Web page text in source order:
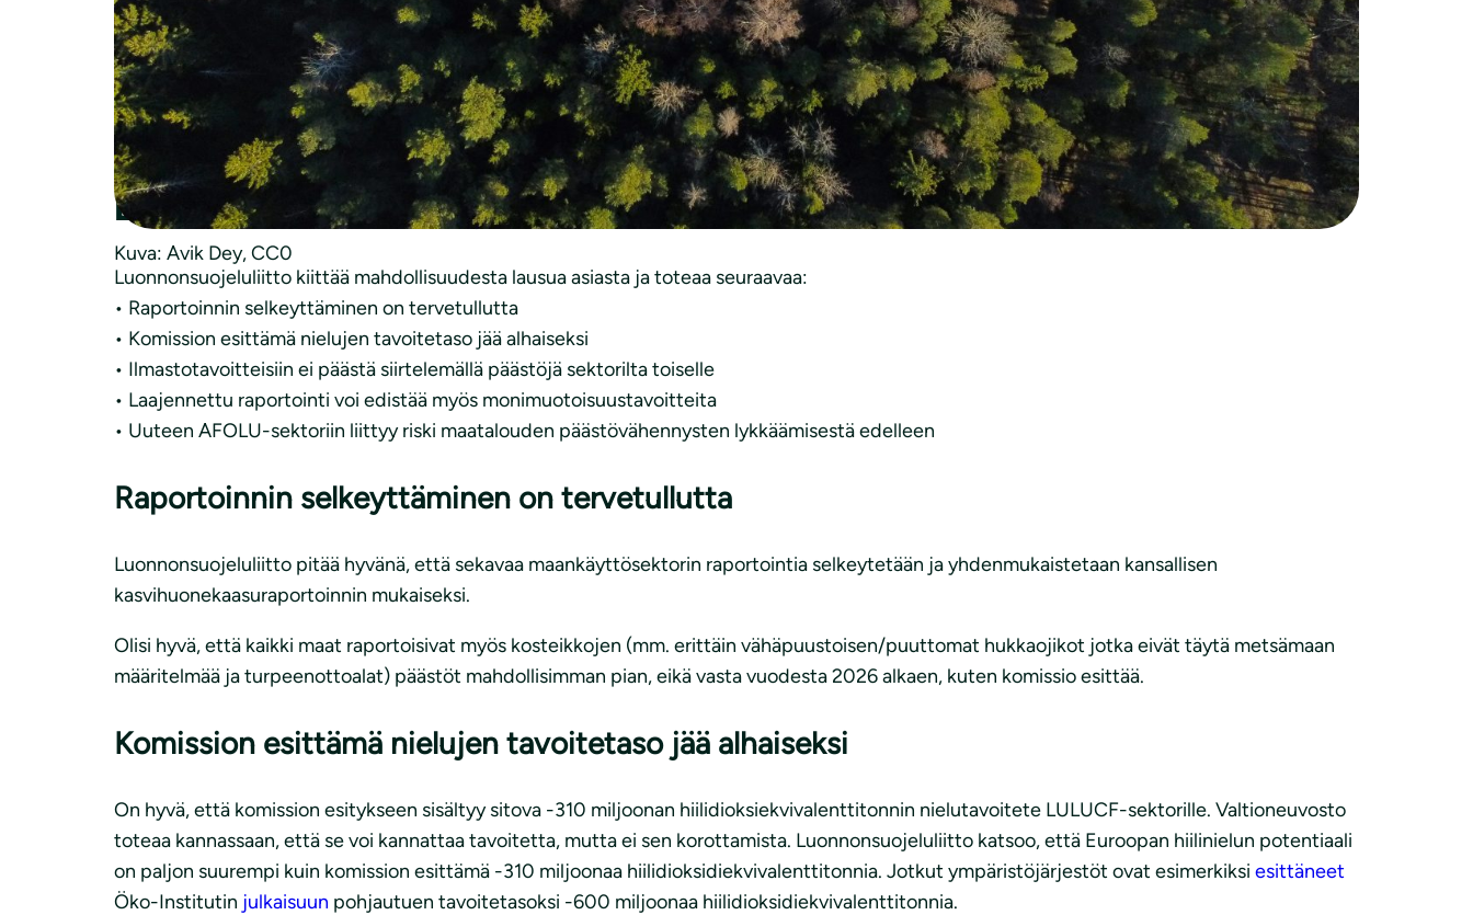
Kuva: Avik Dey, CC0
Suojeluasiantuntija Liisa Toopakka
Suomen luonnonsuojeluliitto ry
MmV kirjallinen asiantuntijalausunto 19.10.2021
Valtioneuvoston kirjelmä eduskunnalle komission ehdotuksesta
LULUCF-asetuksen ja hallintomalliasetuksen muuttamisesta
Luonnonsuojeluliitto kiittää mahdollisuudesta lausua asiasta ja toteaa seuraavaa:
• Raportoinnin selkeyttäminen on tervetullutta
• Komission esittämä nielujen tavoitetaso jää alhaiseksi
• Ilmastotavoitteisiin ei päästä siirtelemällä päästöjä sektorilta toiselle
• Laajennettu raportointi voi edistää myös monimuotoisuustavoitteita
• Uuteen AFOLU-sektoriin liittyy riski maatalouden päästövähennysten lykkäämisestä edelleen
Raportoinnin selkeyttäminen on tervetullutta
Luonnonsuojeluliitto pitää hyvänä, että sekavaa maankäyttösektorin raportointia selkeytetään ja yhdenmukaistetaan kansallisen
kasvihuonekaasuraportoinnin mukaiseksi.
Olisi hyvä, että kaikki maat raportoisivat myös kosteikkojen (mm. erittäin vähäpuustoisen/puuttomat hukkaojikot jotka eivät täytä metsämaan
määritelmää ja turpeenottoalat) päästöt mahdollisimman pian, eikä vasta vuodesta 2026 alkaen, kuten komissio esittää.
Komission esittämä nielujen tavoitetaso jää alhaiseksi
On hyvä, että komission esitykseen sisältyy sitova -310 miljoonan hiilidioksiekvivalenttitonnin nielutavoitete LULUCF-sektorille. Valtioneuvosto
toteaa kannassaan, että se voi kannattaa tavoitetta, mutta ei sen korottamista. Luonnonsuojeluliitto katsoo, että Euroopan hiilinielun potentiaali
on paljon suurempi kuin komission esittämä -310 miljoonaa hiilidioksidiekvivalenttitonnia. Jotkut ympäristöjärjestöt ovat esimerkiksi esittäneet
Öko-Institutin julkaisuun pohjautuen tavoitetasoksi -600 miljoonaa hiilidioksidiekvivalenttitonnia.